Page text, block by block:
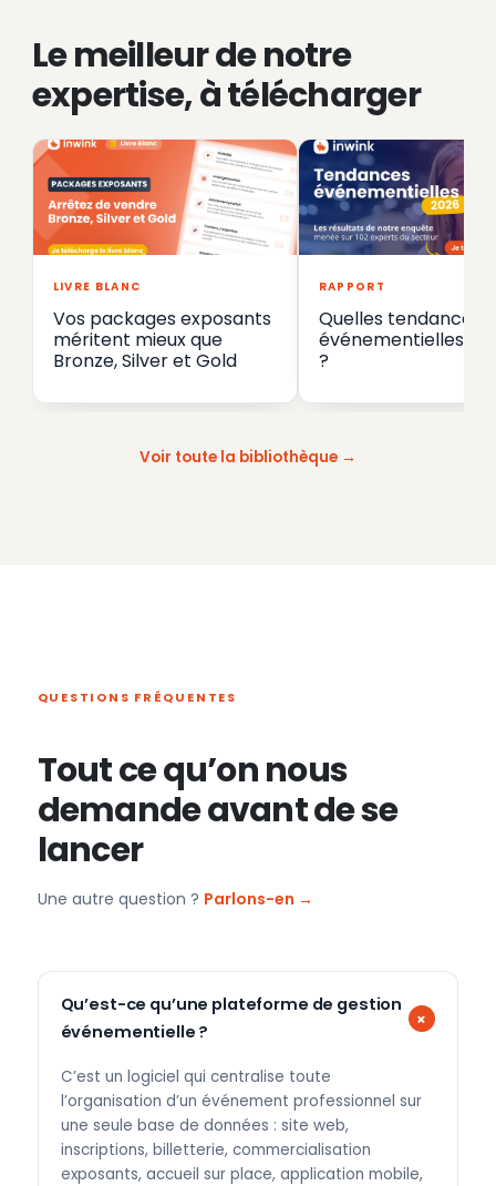
Le meilleur de notre
expertise, à télécharger
LIVRE BLANC
Vos packages exposants
méritent mieux que
Bronze, Silver et Gold
RAPPORT
Quelles tendances
événementielles en
?
Voir toute la bibliothèque
QUESTIONS FRÉQUENTES
Tout ce qu’on nous
demande avant de se
lancer
Une autre question ? Parlons-en →
Qu’est-ce qu’une plateforme de gestion
événementielle ?
C’est un logiciel qui centralise toute
l’organisation d’un événement professionnel sur
une seule base de données : site web,
inscriptions, billetterie, commercialisation
exposants, accueil sur place, application mobile,